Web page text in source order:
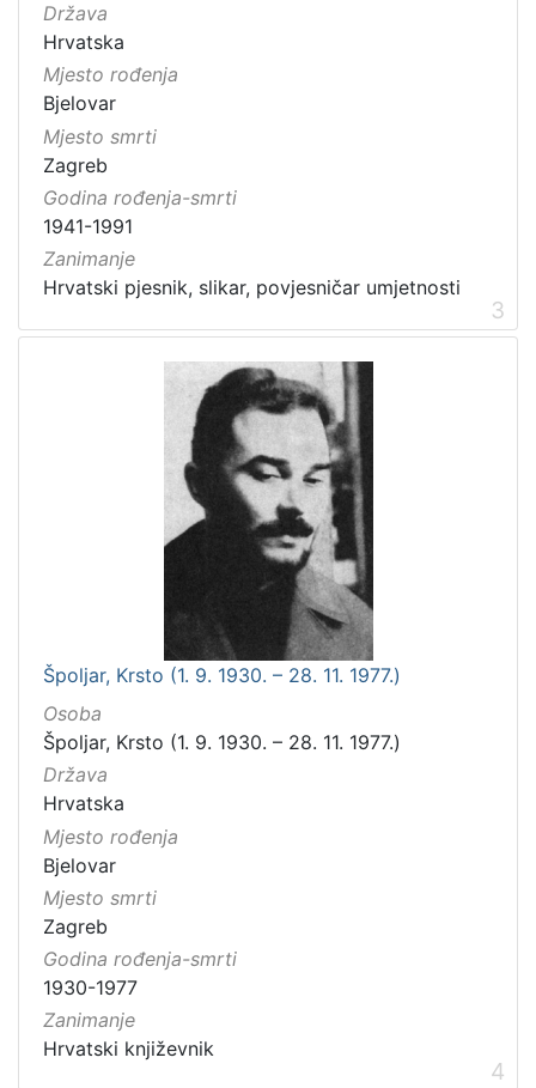
Država
Hrvatska
Mjesto rođenja
Bjelovar
Mjesto smrti
Zagreb
Godina rođenja-smrti
1941-1991
Zanimanje
Hrvatski pjesnik, slikar, povjesničar umjetnosti
3
Špoljar, Krsto (1. 9. 1930. – 28. 11. 1977.)
Osoba
Špoljar, Krsto (1. 9. 1930. – 28. 11. 1977.)
Država
Hrvatska
Mjesto rođenja
Bjelovar
Mjesto smrti
Zagreb
Godina rođenja-smrti
1930-1977
Zanimanje
Hrvatski književnik
4